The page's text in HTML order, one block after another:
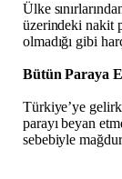
Ülke
üzerindeki nakit
olmadığı gibi
Bütün Paraya
Türkiye’ye
parayı beyan
sebebiyle